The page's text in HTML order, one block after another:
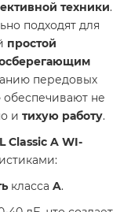
техники.
подходят для
простой
передовых
обеспечивают не
и тихую работу.
Classic A WI-
класса A.